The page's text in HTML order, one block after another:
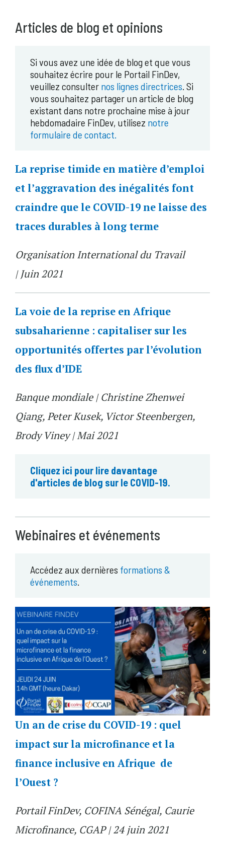
Articles de blog et opinions
Si vous avez une idée de blog et que vous
souhaitez écrire pour le Portail FinDev,
veuillez consulter nos lignes directrices . Si
vous souhaitez partager un article de blog
existant dans notre prochaine mise à jour
hebdomadaire FinDev, utilisez notre
formulaire de contact.
La reprise timide en matière d’emploi
et l’aggravation des inégalités font
craindre que le COVID-19 ne laisse des
traces durables à long terme
Organisation International du Travail
| Juin 2021
La voie de la reprise en Afrique
subsaharienne : capitaliser sur les
opportunités offertes par l’évolution
des flux d’IDE
Banque mondiale | Christine Zhenwei
Qiang, Peter Kusek, Victor Steenbergen,
Brody Viney | Mai 2021
Cliquez ici pour lire davantage
d'articles de blog sur le COVID-19.
Webinaires et événements
Accédez aux dernières formations &
événements
Un an de crise du COVID-19 : quel
impact sur la microfinance et la
finance inclusive en Afrique de
l’Ouest ?
Portail FinDev, COFINA Sénégal, Caurie
Microfinance, CGAP | 24 juin 2021